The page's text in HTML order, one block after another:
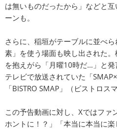
は無いものだったから」などと
ーンも。
さらに、稲垣がテーブルに並べ
素」を使う場面も映し出された
を抱えがら「月曜10時だ…」と
テレビで放送されていた「
「BISTRO SMAP」（ビストロス
この予告動画に対し、Xではフ
ホントに！？」「本当に本当に